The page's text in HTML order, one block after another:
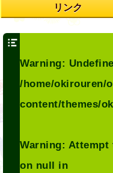
リンク
Warning:
/home/okirouren/
content/themes/
Warning: Attempt
on null in